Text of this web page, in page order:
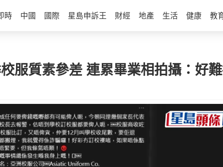
時 中國 國際 星島申訴王 財經 地產 生活 健康 教
服質素參差 連累畢業相拍攝：好